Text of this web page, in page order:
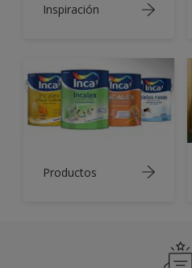
Inspiración
Productos